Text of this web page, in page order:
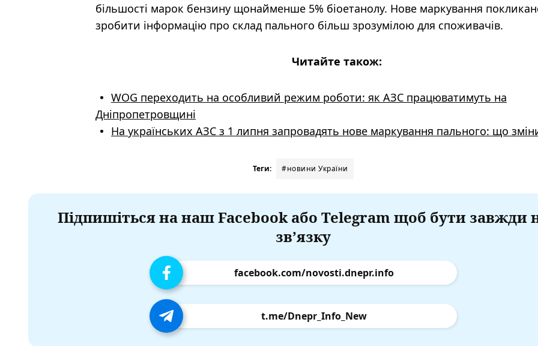
більшості марок бензину щонайменше 5% біоетанолу. Нове маркування
зробити інформацію про склад пального більш зрозумілою для споживачів.
Читайте також:
WOG переходить на особливий режим роботи: як АЗС працюватимуть на
Дніпропетровщині
На українських АЗС з 1 липня запровадять нове маркування пального: що
Теги: #новини України
Підпишіться на наш Facebook або Telegram щоб бути завжди
зв’язку
facebook.com/novosti.dnepr.info
t.me/Dnepr_Info_New